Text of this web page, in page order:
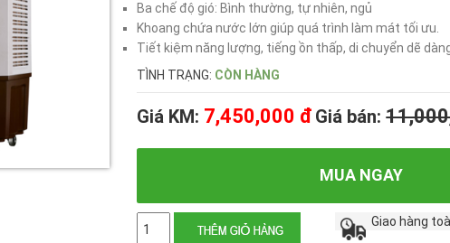
Ba chế độ gió: Bình thường, tự nhiên, ngủ
Khoang chứa nước lớn giúp quá trình làm mát tối ưu.
Tiết kiệm năng lượng, tiếng ồn thấp, di chuyển dẽ
TÌNH TRẠNG: CÒN HÀNG
Giá KM: 7,450,000 đ Giá bán:
MUA NGAY
Số
Giao hàng